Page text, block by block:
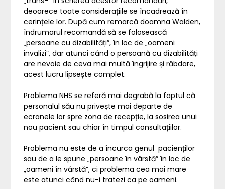
deoarece toate considerațiile se încadrează în
cerințele lor. După cum remarcă doamna Walden,
îndrumarul recomandă să se folosească
„persoane cu dizabilități”, în loc de „oameni
invalizi”, dar atunci când o persoană cu dizabilități
are nevoie de ceva mai multă îngrijire și răbdare,
acest lucru lipsește complet.
Problema NHS se referă mai degrabă la faptul că
personalul său nu privește mai departe de
ecranele lor spre zona de recepție, la sosirea unui
nou pacient sau chiar în timpul consultațiilor.
Problema nu este de a încurca genul pacienților
sau de a le spune „persoane în vârstă” în loc de
„oameni în vârstă”, ci problema cea mai mare
este atunci când nu-i tratezi ca pe oameni.